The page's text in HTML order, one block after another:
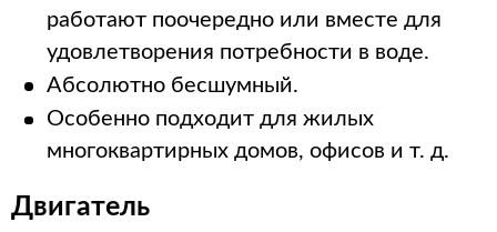
работают поочередно или вместе для
удовлетворения потребности в воде.
Абсолютно бесшумный.
Особенно подходит для жилых
многоквартирных домов, офисов и т. д.
Двигатель